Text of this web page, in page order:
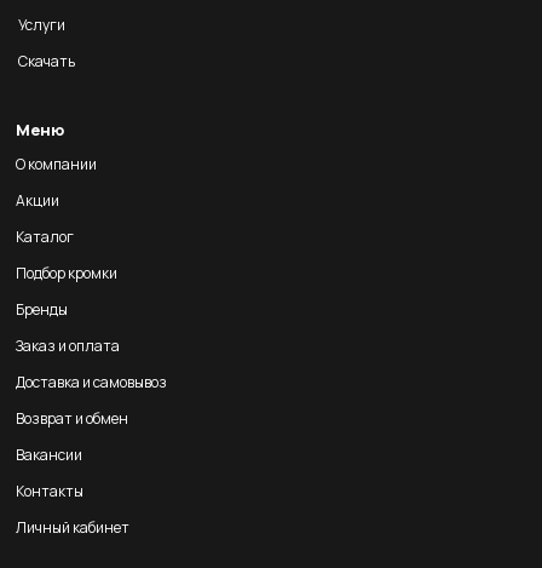
Услуги
Скачать
Меню
О компании
Акции
Каталог
Подбор кромки
Бренды
Заказ и оплата
Доставка и самовывоз
Возврат и обмен
Вакансии
Контакты
Личный кабинет